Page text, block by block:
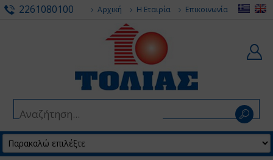
2261080100 Αρχική Η Εταιρία Επικοινωνία